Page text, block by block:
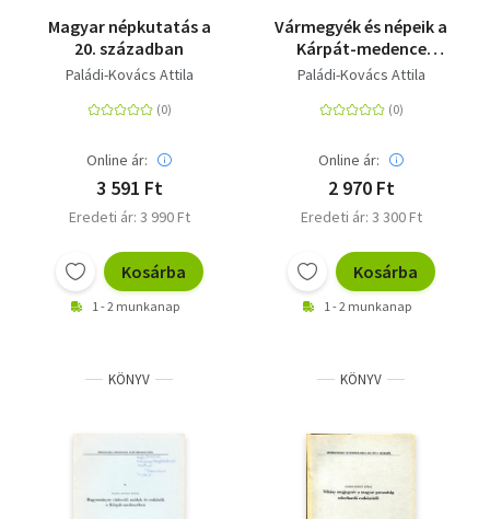
Magyar népkutatás a
20. században
Paládi-Kovács Attila
Online ár:
3 591 Ft
Eredeti ár: 3 990 Ft
Kosárba
1 - 2 munkanap
Vármegyék és népeik a
Kárpát-medence
északkeleti részein
Paládi-Kovács Attila
Online ár:
2 970 Ft
Eredeti ár: 3 300 Ft
Kosárba
1 - 2 munkanap
KÖNYV KÖNYV